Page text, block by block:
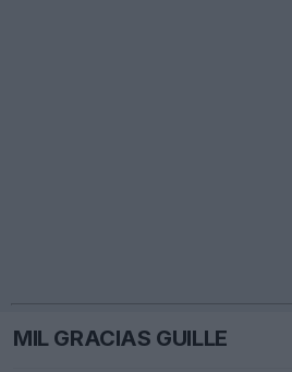
MIL GRACIAS GUILLE